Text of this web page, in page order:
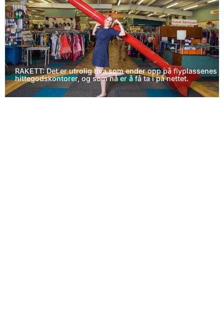
RAKETT: Det er utrolig hva som ender opp på flyplassenes
hittegodskontorer, og som nå er å få ta i på nettet.